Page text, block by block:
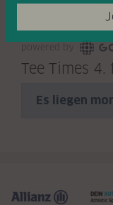
powered by
Tee Times
Es liegen